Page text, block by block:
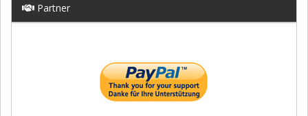
Partner